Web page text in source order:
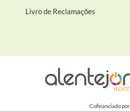
Livro de Reclamações
Cofinanciado por